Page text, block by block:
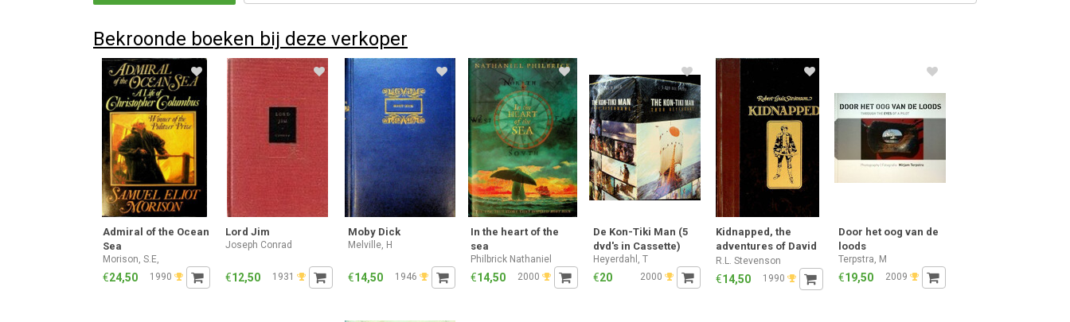
Bekroonde boeken bij deze verkoper
Admiral of the Ocean
Sea
Morison, S.E,
€24,50 1990
Lord Jim
Joseph Conrad
€12,50 1931
Moby Dick
Melville, H
€14,50 1946
In the heart of the
sea
Philbrick Nathaniel
€14,50 2000
De Kon-Tiki Man (5
dvd's in Cassette)
Heyerdahl, T
€20 2000
Kidnapped, the
adventures of David
Balfour
R.L. Stevenson
€14,50 1990
Door het oog van de
loods
Terpstra, M
€19,50 2009